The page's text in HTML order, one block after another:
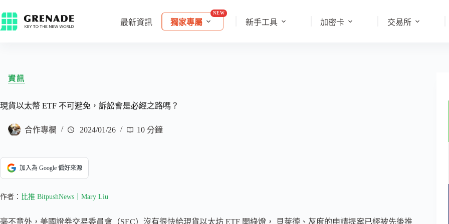
最新資訊 獨家專屬 新手工具 加密卡 交易所
資訊
現貨以太幣 ETF 不可避免，訴訟會是必經之路嗎？
合作專欄 2024/01/26 10 分鐘
加入為 Google 偏好來源
作者： 比推 BitpushNews｜Mary Liu
毫不意外，美國證券交易委員會（SEC）沒有很快給現貨以太坊 ETF 開綠燈， 貝萊德、灰度的申請提案已經被先後推